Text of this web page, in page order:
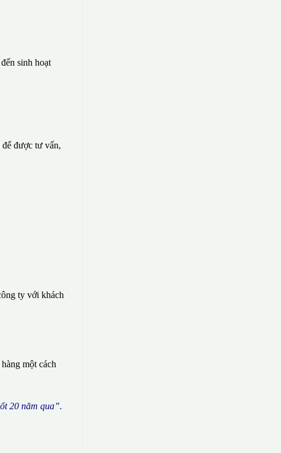
sinh hoạt
được tư vấn,
ty với khách
một cách
ốt 20 năm qua”.